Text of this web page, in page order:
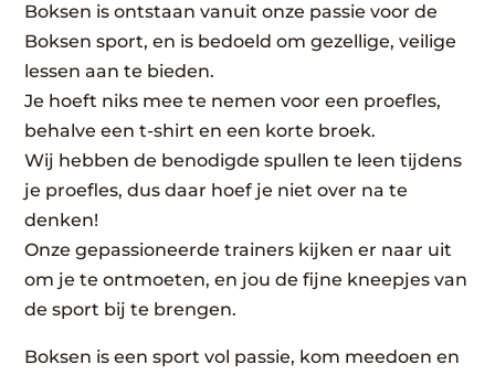
Boksen is ontstaan vanuit onze passie voor de
Boksen sport, en is bedoeld om gezellige, veilige
lessen aan te bieden.
Je hoeft niks mee te nemen voor een proefles,
behalve een t-shirt en een korte broek.
Wij hebben de benodigde spullen te leen tijdens
je proefles, dus daar hoef je niet over na te
denken!
Onze gepassioneerde trainers kijken er naar uit
om je te ontmoeten, en jou de fijne kneepjes van
de sport bij te brengen.
Boksen is een sport vol passie, kom meedoen en